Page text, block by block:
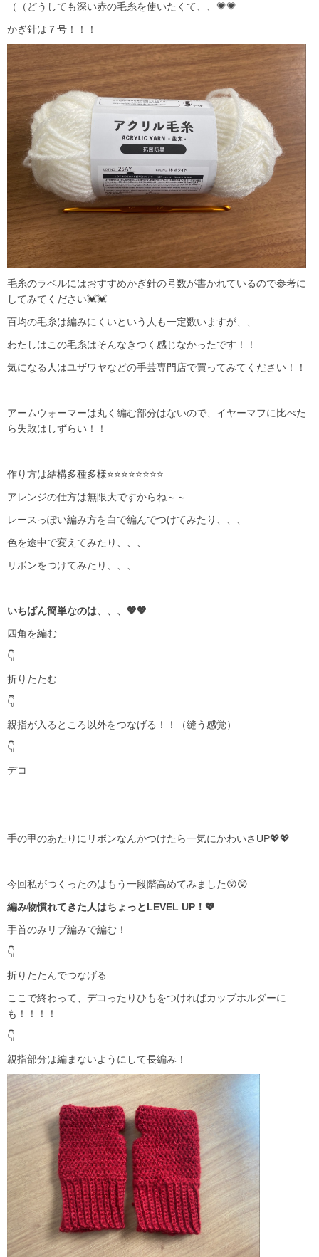
（（どうしても深い赤の毛糸を使いたくて、、💗💗
かぎ針は７号！！！
毛糸のラベルにはおすすめかぎ針の号数が書かれているので参考に
してみてください💓💓
百均の毛糸は編みにくいという人も一定数いますが、、
わたしはこの毛糸はそんなきつく感じなかったです！！
気になる人はユザワヤなどの手芸専門店で買ってみてください！！
アームウォーマーは丸く編む部分はないので、イヤーマフに比べた
ら失敗はしずらい！！
作り方は結構多種多様⭐⭐⭐⭐⭐⭐⭐⭐
アレンジの仕方は無限大ですからね～～
レースっぽい編み方を白で編んでつけてみたり、、、
色を途中で変えてみたり、、、
リボンをつけてみたり、、、
いちばん簡単なのは、、、💖💖
四角を編む
👇
折りたたむ
👇
親指が入るところ以外をつなげる！！（縫う感覚）
👇
デコ
手の甲のあたりにリボンなんかつけたら一気にかわいさUP💖💖
今回私がつくったのはもう一段階高めてみました😲😲
編み物慣れてきた人はちょっとLEVEL UP！💖
手首のみリブ編みで編む！
👇
折りたたんでつなげる
ここで終わって、デコったりひもをつければカップホルダーに
も！！！！
👇
親指部分は編まないようにして長編み！